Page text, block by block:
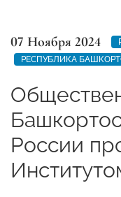
07 Ноября 2024
РЕСПУБЛИКА
России